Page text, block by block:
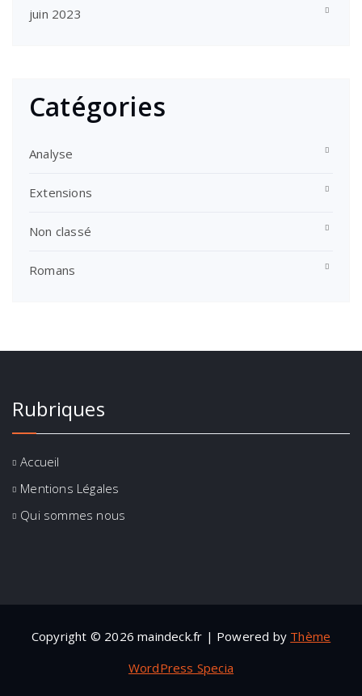
juin 2023
Catégories
Analyse
Extensions
Non classé
Romans
Rubriques
Accueil
Mentions Légales
Qui sommes nous
Copyright © 2026 maindeck.fr | Powered by Thème
WordPress Specia